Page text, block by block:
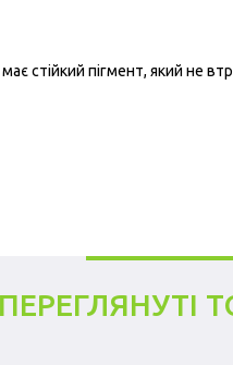
стійкий пігмент, який не
ПЕРЕГЛЯНУТІ